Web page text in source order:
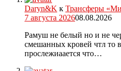
Daryn&K к Трансферы
7 августа 202608.08.2026
Рамуш не белый но и не
смешанных кровей чтл то
прослежиаается что…